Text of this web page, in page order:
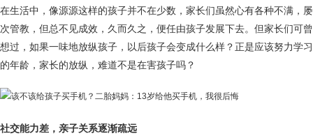
在生活中，像源源这样的孩子并不在少数，家长们虽然心有各种不满，屡
次管教，但总不见成效，久而久之，便任由孩子发展下去。但家长们可曾
想过，如果一味地放纵孩子，以后孩子会变成什么样？正是应该努力学习
的年龄，家长的放纵，难道不是在害孩子吗？
社交能力差，亲子关系逐渐疏远